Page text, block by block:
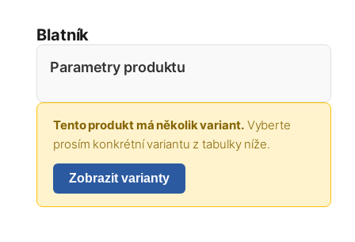
Blatník
Parametry produktu
Tento produkt má několik variant.Vyberte
prosím konkrétní variantu z tabulky níže.
Zobrazit varianty